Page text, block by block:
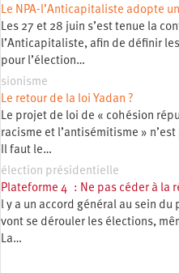
Le NPA-l’Anticapitaliste adopte
Les 27 et 28 juin s’est tenue la
l’Anticapitaliste, afin de définir
pour l’élection…
sionisme
Le retour de la loi Yadan ?
Le projet de loi de « cohésion
racisme et l’antisémitisme »
Il faut le…
élection présidentielle
Plateforme 4 : Ne pas céder à la
l y a un accord général au sein
vont se dérouler les élections,
La…